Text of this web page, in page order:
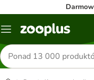
Menu
Szukaj
produktów